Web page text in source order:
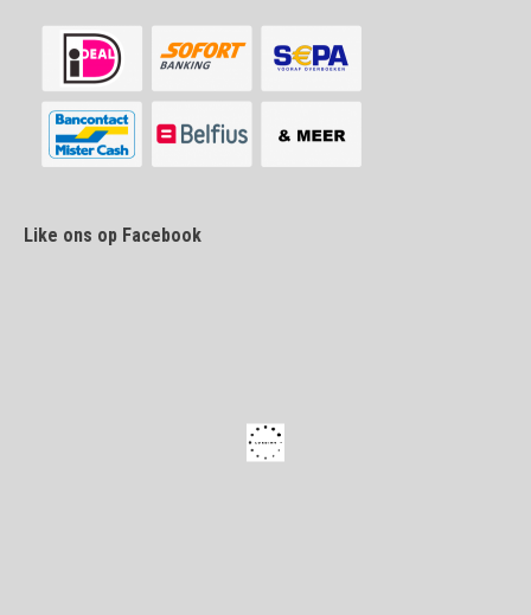
Like ons op Facebook